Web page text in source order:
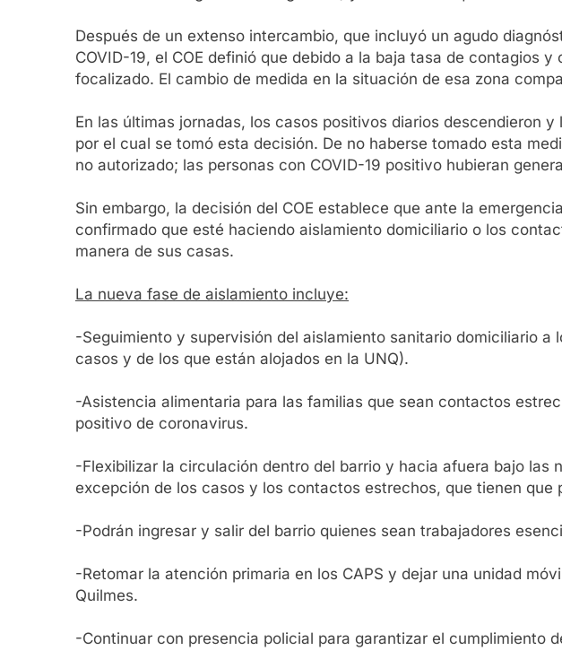
Después de un extenso intercambio, que incluyó un agudo
COVID-19, el COE definió que debido a la baja tasa de contagios
focalizado. El cambio de medida en la situación de esa zona
En las últimas jornadas, los casos positivos diarios descendieron
por el cual se tomó esta decisión. De no haberse tomado esta
no autorizado; las personas con COVID-19 positivo hubieran
Sin embargo, la decisión del COE establece que ante la
confirmado que esté haciendo aislamiento domiciliario o los
manera de sus casas.
La nueva fase de aislamiento incluye:
-Seguimiento y supervisión del aislamiento sanitario domiciliario
casos y de los que están alojados en la UNQ).
-Asistencia alimentaria para las familias que sean contactos
positivo de coronavirus.
-Flexibilizar la circulación dentro del barrio y hacia afuera bajo
excepción de los casos y los contactos estrechos, que tienen que
-Podrán ingresar y salir del barrio quienes sean trabajadores
-Retomar la atención primaria en los CAPS y dejar una unidad
Quilmes.
-Continuar con presencia policial para garantizar el cumplimiento